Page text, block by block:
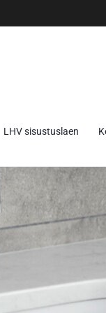
LHV sisustuslaen